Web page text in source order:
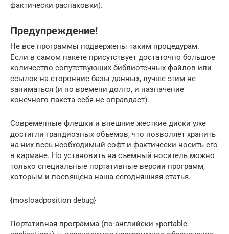
фактически распаковки).
Предупреждение!
Не все программы подвержены таким процедурам.
Если в самом пакете присутствует достаточно большое
количество сопутствующих библиотечных файлов или
ссылок на сторонние базы данных, лучше этим не
заниматься (и по времени долго, и назначение
конечного пакета себя не оправдает).
Современные флешки и внешние жесткие диски уже
достигли грандиозных объемов, что позволяет хранить
на них весь необходимый софт и фактически носить его
в кармане. Но установить на съемный носитель можно
только специальные портативные версии программ,
которым и посвящена наша сегодняшняя статья.
{mosloadposition debug}
Портативная программа (по-английски «portable